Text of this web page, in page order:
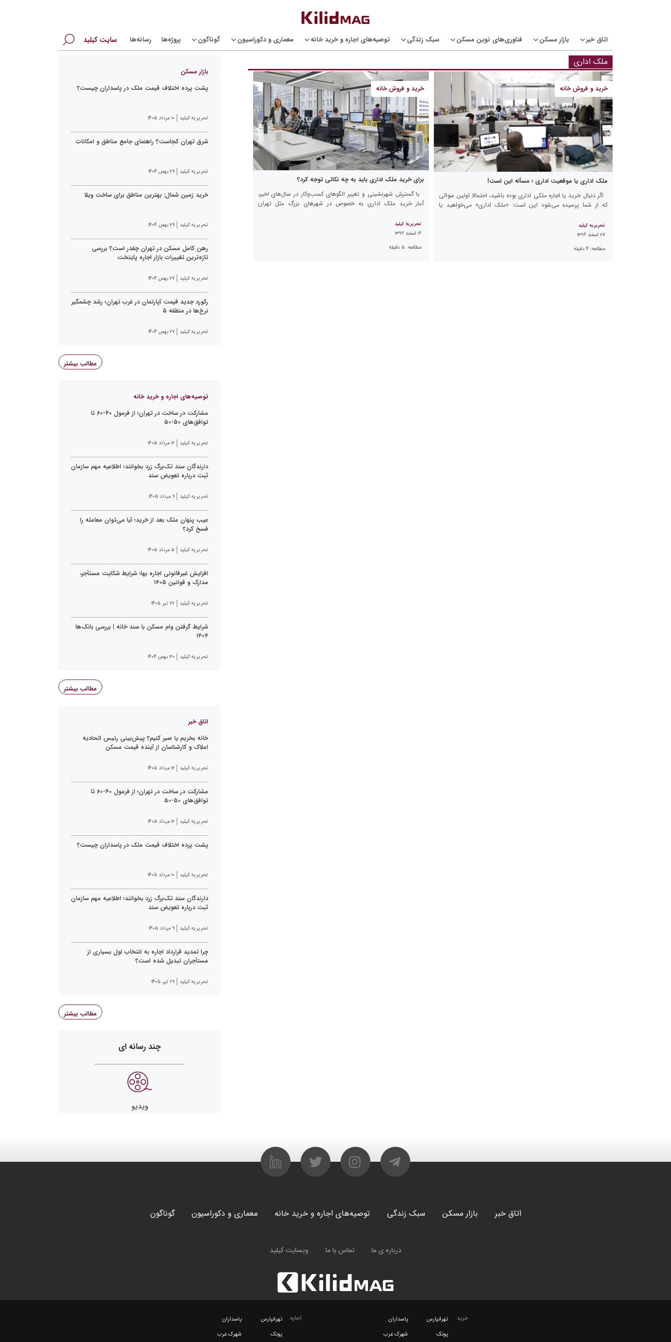
برای:
اتاق خبر بازار مسکن فناوری‌های نوین مسکن سبک زندگی توصیه‌های اجاره و خرید خانه معماری و دکوراسیون گوناگون پروژه‌ها رسانه‌ها سایت کیلید
ملک اداری
خرید و فروش خانه
ملک اداری یا موقعیت اداری ؛ مسأله این است!
اگر دنبال خرید یا اجاره‌ ملکی اداری بوده باشید، احتمالا اولین سوالی
که از شما پرسیده می‌شود این است: «ملک اداری» می‌خواهید یا
تحریریه کیلید
۲۷ اسفند ۱۳۹۶
مطالعه: ۴ دقیقه
خرید و فروش خانه
برای خرید ملک اداری باید به چه نکاتی توجه کرد؟
با گسترش شهرنشینی و تغییر الگوهای کسب‌وکار در سال‌های اخیر،
آمار خرید ملک اداری به خصوص در شهرهای بزرگ مثل تهران
تحریریه کیلید
۱۶ اسفند ۱۳۹۶
مطالعه: ۵ دقیقه
بازار مسکن
پشت پرده اختلاف قیمت ملک در پاسداران چیست؟
تحریریه کیلید ۱۰ مرداد ۱۴۰۵
شرق تهران کجاست؟ راهنمای جامع مناطق و امکانات
تحریریه کیلید ۲۹ بهمن ۱۴۰۴
خرید زمین شمال: بهترین مناطق برای ساخت ویلا
تحریریه کیلید ۲۹ بهمن ۱۴۰۴
رهن کامل مسکن در تهران چقدر است؟ بررسی
تازه‌ترین تغییرات بازار اجاره پایتخت
تحریریه کیلید ۲۷ بهمن ۱۴۰۴
رکورد جدید قیمت آپارتمان در غرب تهران؛ رشد چشمگیر
نرخ‌ها در منطقه ۵
تحریریه کیلید ۲۷ بهمن ۱۴۰۴
مطالب بیشتر
توصیه‌های اجاره و خرید خانه
مشارکت در ساخت در تهران؛ از فرمول ۴۰-۶۰ تا
توافق‌های ۵۰-۵۰
تحریریه کیلید ۱۲ مرداد ۱۴۰۵
دارندگان سند تک‌برگ زرد بخوانند؛ اطلاعیه مهم سازمان
ثبت درباره تعویض سند
تحریریه کیلید ۹ مرداد ۱۴۰۵
عیب پنهان ملک بعد از خرید؛ آیا می‌توان معامله را
فسخ کرد؟
تحریریه کیلید ۵ مرداد ۱۴۰۵
افزایش غیرقانونی اجاره بها؛ شرایط شکایت مستأجر،
مدارک و قوانین ۱۴۰۵
تحریریه کیلید ۲۲ تیر ۱۴۰۵
شرایط گرفتن وام مسکن با سند خانه | بررسی بانک‌ها
۱۴۰۴
تحریریه کیلید ۳۰ بهمن ۱۴۰۴
مطالب بیشتر
اتاق خبر
خانه بخریم یا صبر کنیم؟ پیش‌بینی رئیس اتحادیه
املاک و کارشناسان از آینده قیمت مسکن
تحریریه کیلید ۱۲ مرداد ۱۴۰۵
مشارکت در ساخت در تهران؛ از فرمول ۴۰-۶۰ تا
توافق‌های ۵۰-۵۰
تحریریه کیلید ۱۲ مرداد ۱۴۰۵
پشت پرده اختلاف قیمت ملک در پاسداران چیست؟
تحریریه کیلید ۱۰ مرداد ۱۴۰۵
دارندگان سند تک‌برگ زرد بخوانند؛ اطلاعیه مهم سازمان
ثبت درباره تعویض سند
تحریریه کیلید ۹ مرداد ۱۴۰۵
چرا تمدید قرارداد اجاره به انتخاب اول بسیاری از
مستأجران تبدیل شده است؟
تحریریه کیلید ۲۹ تیر ۱۴۰۵
مطالب بیشتر
چند رسانه ای
ویدیو
اتاق خبر بازار مسکن سبک زندگی توصیه‌های اجاره و خرید خانه معماری و دکوراسیون گوناگون
درباره ی ما تماس با ما وبسایت کیلید
خرید تهرانپارس
پاسداران
پونک
شهرک غرب
اجاره تهرانپارس
پاسداران
پونک
شهرک غرب